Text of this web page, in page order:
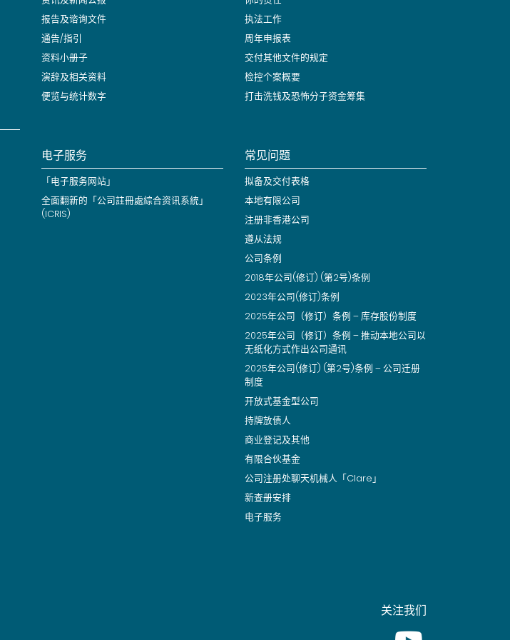
报告及谘询文件
通告/指引
资料小册子
演辞及相关资料
便览与统计数字
电子服务
「电子服务网站」
全面翻新的「公司註冊處綜合资讯系統」
(ICRIS)
执法工作
周年申报表
交付其他文件的规定
检控个案概要
打击洗钱及恐怖分子资金筹集
常见问题
拟备及交付表格
本地有限公司
注册非香港公司
遵从法规
公司条例
2018年公司(修订) (第2号)条例
2023年公司(修订)条例
2025年公司（修订）条例 – 库存股份制度
2025年公司（修订）条例 – 推动本地公司以
无纸化方式作出公司通讯
2025年公司(修订) (第2号)条例 – 公司迁册
制度
开放式基金型公司
持牌放债人
商业登记及其他
有限合伙基金
公司注册处聊天机械人「Clare」
新查册安排
电子服务
关注我们
Youtube [This link